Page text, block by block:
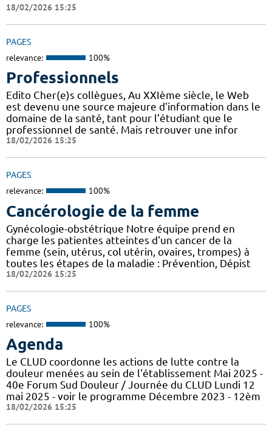
18/02/2026 15:25
PAGES
relevance: 100%
Professionnels
Edito Cher(e)s collègues, Au XXIème siècle, le Web
est devenu une source majeure d'information dans le
domaine de la santé, tant pour l’étudiant que le
professionnel de santé. Mais retrouver une infor
18/02/2026 15:25
PAGES
relevance: 100%
Cancérologie de la femme
Gynécologie-obstétrique Notre équipe prend en
charge les patientes atteintes d'un cancer de la
femme (sein, utérus, col utérin, ovaires, trompes) à
toutes les étapes de la maladie : Prévention, Dépist
18/02/2026 15:25
PAGES
relevance: 100%
Agenda
Le CLUD coordonne les actions de lutte contre la
douleur menées au sein de l'établissement Mai 2025 -
40e Forum Sud Douleur / Journée du CLUD Lundi 12
mai 2025 - voir le programme Décembre 2023 - 12èm
18/02/2026 15:25